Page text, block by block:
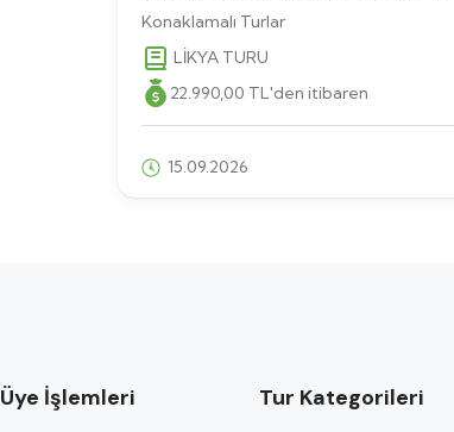
Konaklamalı Turlar
LİKYA TURU
22.990,00 TL'den itibaren
15.09.2026
Üye İşlemleri Tur Kategorileri